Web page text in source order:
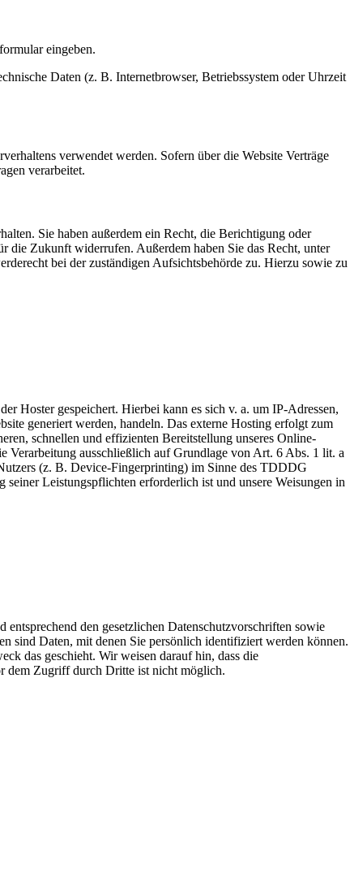
eingeben.
Daten (z. B. Internetbrowser, Betriebssystem oder Uhrzeit
verwendet werden. Sofern über die Website Verträge
verarbeitet.
Sie haben außerdem ein Recht, die Berichtigung oder
die Zukunft widerrufen. Außerdem haben Sie das Recht, unter
bei der zuständigen Aufsichtsbehörde zu. Hierzu sowie zu
Hoster gespeichert. Hierbei kann es sich v. a. um IP-Adressen,
generiert werden, handeln. Das externe Hosting erfolgt zum
schnellen und effizienten Bereitstellung unseres Online-
ausschließlich auf Grundlage von Art. 6 Abs. 1 lit. a
(z. B. Device-Fingerprinting) im Sinne des TDDDG
Leistungspflichten erforderlich ist und unsere Weisungen in
den gesetzlichen Datenschutzvorschriften sowie
sind Daten, mit denen Sie persönlich identifiziert werden können.
das geschieht. Wir weisen darauf hin, dass die
dem Zugriff durch Dritte ist nicht möglich.